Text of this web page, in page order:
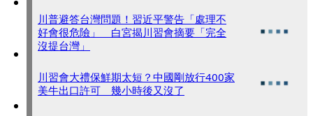
川普避答台灣問題！習近平警告「處理不
好會很危險」 白宮揭川習會摘要「完全
沒提台灣」
川習會大禮保鮮期太短？中國剛放行400家
美牛出口許可 幾小時後又沒了